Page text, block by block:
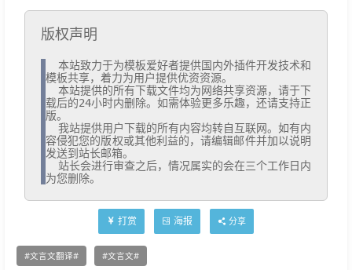
版权声明
模板共享，着力为用户提供优资资源。
载后的24小时内删除。如需体验更多乐趣，还请支持正
版。
容侵犯您的版权或其他利益的，请编辑邮件并加以说明
发送到站长邮箱。
为您删除。
打赏 海报 分享
文言文翻译 文言文